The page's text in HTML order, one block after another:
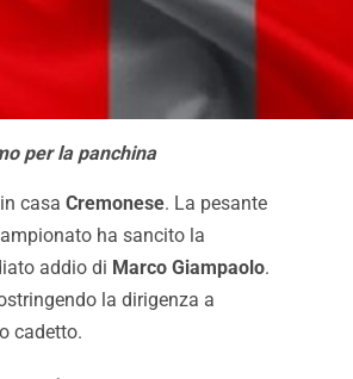
per la panchina
casa Cremonese. La pesante
ha sancito la
addio di Marco Giampaolo.
la dirigenza a
cadetto.